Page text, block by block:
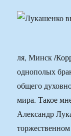
ля, Минск /
однополых
общего
мира. Такое
Александр